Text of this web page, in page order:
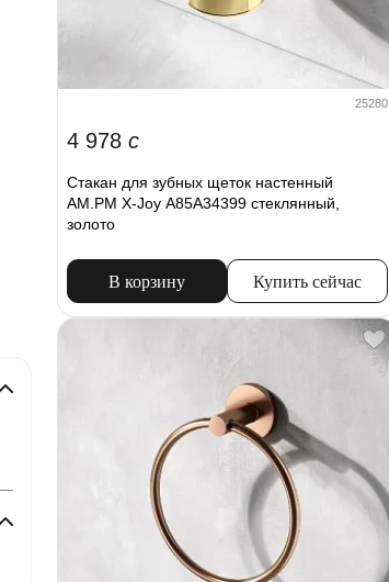
25280
4 978 c
Стакан для зубных щеток настенный
AM.PM X-Joy A85A34399 стеклянный,
золото
В корзину Купить сейчас